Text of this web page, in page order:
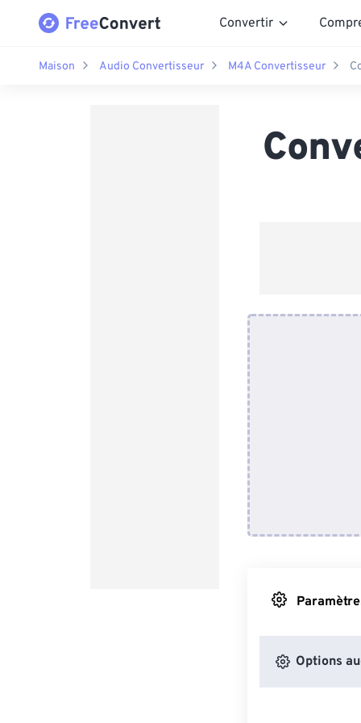
Convertir
Maison Audio Convertisseur M4A Convertisseur
Options